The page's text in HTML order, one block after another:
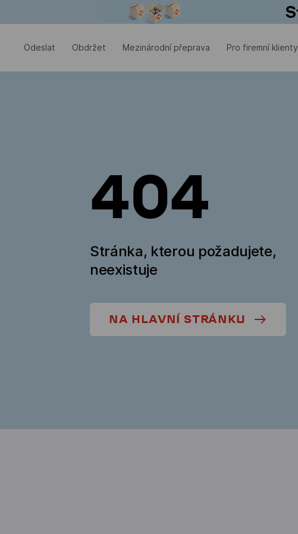
Odeslat Оbdržet Mezinárodní přeprava Pro firemní klienty
404
Stránka, kterou požadujete,
neexistuje
NA HLAVNÍ STRÁNKU